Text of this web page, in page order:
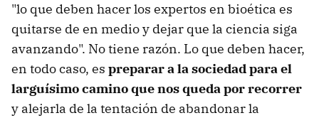
"lo que deben hacer los expertos en bioética es
quitarse de en medio y dejar que la ciencia siga
avanzando". No tiene razón. Lo que deben hacer,
en todo caso, es preparar a la sociedad para el
larguísimo camino que nos queda por recorrer
y alejarla de la tentación de abandonar la